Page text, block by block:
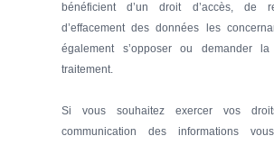
bénéficient d’un droit d’accès, de
d’effacement des données les
également s’opposer ou demander
traitement.
Si vous souhaitez exercer vos
communication des informations